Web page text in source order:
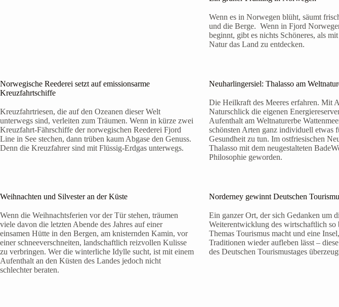
Wenn es in Norwegen blüht, säumt
und die Berge. Wenn in Fjord
beginnt, gibt es nichts Schöneres, als
Natur das Land zu entdecken.
Norwegische Reederei setzt auf emissionsarme
Kreuzfahrtschiffe
Kreuzfahrtriesen, die auf den Ozeanen dieser Welt
unterwegs sind, verleiten zum Träumen. Wenn in kürze zwei
Kreuzfahrt-Fährschiffe der norwegischen Reederei Fjord
Line in See stechen, dann trüben kaum Abgase den Genuss.
Denn die Kreuzfahrer sind mit Flüssig-Erdgas unterwegs.
Neuharlingersiel: Thalasso am
Die Heilkraft des Meeres erfahren. Mit
Naturschlick die eigenen
Aufenthalt am Weltnaturerbe
schönsten Arten ganz individuell etwas
Gesundheit zu tun. Im ostfriesischen
Thalasso mit dem neugestalteten
Philosophie geworden.
Weihnachten und Silvester an der Küste
Wenn die Weihnachtsferien vor der Tür stehen, träumen
viele davon die letzten Abende des Jahres auf einer
einsamen Hütte in den Bergen, am knisternden Kamin, vor
einer schneeverschneiten, landschaftlich reizvollen Kulisse
zu verbringen. Wer die winterliche Idylle sucht, ist mit einem
Aufenthalt an den Küsten des Landes jedoch nicht
schlechter beraten.
Norderney gewinnt Deutschen
Ein ganzer Ort, der sich Gedanken um
Weiterentwicklung des wirtschaftlich so
Themas Tourismus macht und eine
Traditionen wieder aufleben lässt –
des Deutschen Tourismustages